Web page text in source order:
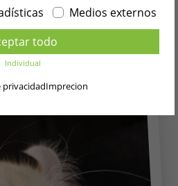
sobre la cría y el
Curl
del Americano Curl
Americano Curl
Medios externos
todo
Individual
privacidadImprecion